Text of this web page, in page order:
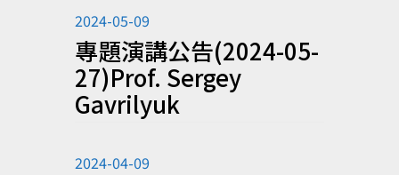
2024-05-09
專題演講公告(2024-05-
27)Prof. Sergey
Gavrilyuk
2024-04-09